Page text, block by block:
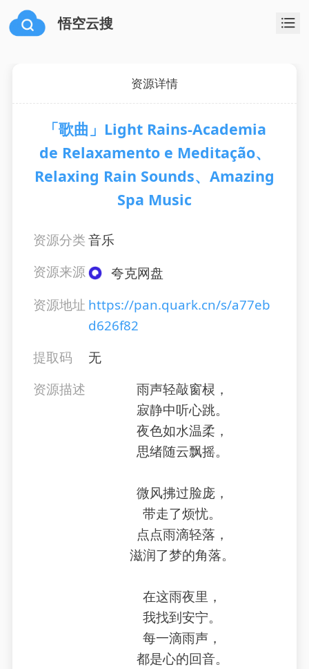
悟空云搜
资源详情
「歌曲」Light Rains-Academia
de Relaxamento e Meditação、
Relaxing Rain Sounds、Amazing
Spa Music
资源分类音乐
资源来源
夸克网盘
资源地址 https://pan.quark.cn/s/a77eb
d626f82
提取码
无
资源描述
雨声轻敲窗棂，
寂静中听心跳。
夜色如水温柔，
思绪随云飘摇。
微风拂过脸庞，
带走了烦忧。
点点雨滴轻落，
滋润了梦的角落。
在这雨夜里，
我找到安宁。
每一滴雨声，
都是心的回音。